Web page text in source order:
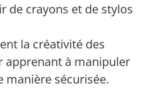
de crayons et de stylos.
la créativité des
apprenant à manipuler
manière sécurisée.